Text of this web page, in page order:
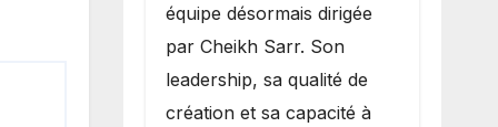
équipe désormais dirigée
par Cheikh Sarr. Son
leadership, sa qualité de
création et sa capacité à